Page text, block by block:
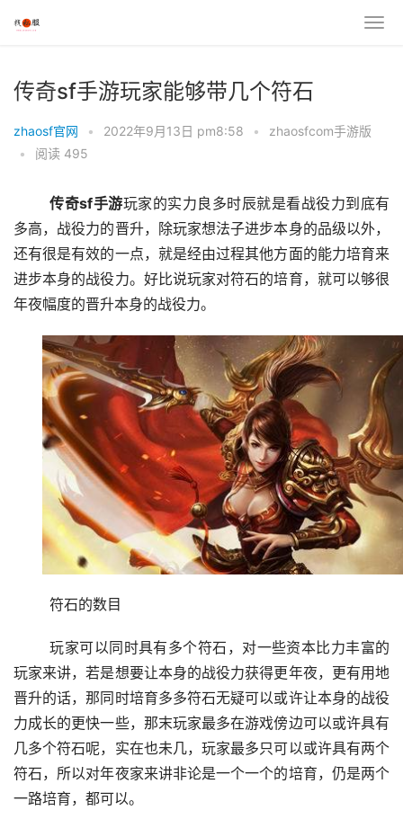
传奇sf手游玩家能够带几个符石
zhaosf官网 • 2022年9月13日 pm8:58 •
zhaosfcom手游版
•
阅读 495
传奇sf手游玩家的实力良多时辰就是看战役力到底有
多高，战役力的晋升，除玩家想法子进步本身的品级以外，
还有很是有效的一点，就是经由过程其他方面的能力培育来
进步本身的战役力。好比说玩家对符石的培育，就可以够很
年夜幅度的晋升本身的战役力。
	符石的数目
	玩家可以同时具有多个符石，对一些资本比力丰富的
玩家来讲，若是想要让本身的战役力获得更年夜，更有用地
晋升的话，那同时培育多多符石无疑可以或许让本身的战役
力成长的更快一些，那末玩家最多在游戏傍边可以或许具有
几多个符石呢，实在也未几，玩家最多只可以或许具有两个
符石，所以对年夜家来讲非论是一个一个的培育，仍是两个
一路培育，都可以。